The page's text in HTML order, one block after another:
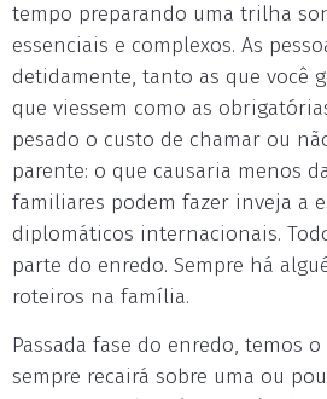
tempo preparando uma trilha
essenciais e complexos. As
detidamente, tanto as que você
que viessem como as
pesado o custo de chamar ou
parente: o que causaria menos
familiares podem fazer inveja a
diplomáticos internacionais.
parte do enredo. Sempre há
roteiros na família.
Passada fase do enredo, temos
sempre recairá sobre uma ou